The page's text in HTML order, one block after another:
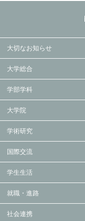
大切なお知らせ
大学総合
学部学科
大学院
学術研究
国際交流
学生生活
就職・進路
社会連携